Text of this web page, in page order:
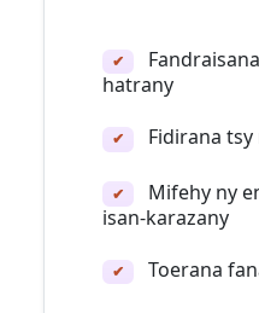
✔
hatrany
✔ Fidirana
✔
Mifehy ny
isan-karazany
✔ Toerana